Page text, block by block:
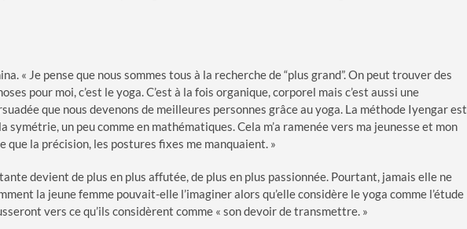
« Je pense que nous sommes tous à la recherche de “plus grand”. On peut trouver des
pour moi, c’est le yoga. C’est à la fois organique, corporel mais c’est aussi une
que nous devenons de meilleures personnes grâce au yoga. La méthode Iyengar est
symétrie, un peu comme en mathématiques. Cela m’a ramenée vers ma jeunesse et mon
la précision, les postures fixes me manquaient. »
devient de plus en plus affutée, de plus en plus passionnée. Pourtant, jamais elle ne
la jeune femme pouvait-elle l’imaginer alors qu’elle considère le yoga comme l’étude
vers ce qu’ils considèrent comme « son devoir de transmettre. »